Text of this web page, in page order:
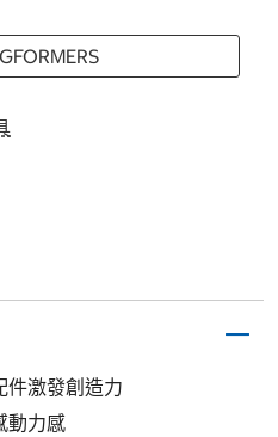
件激發創造力
動力感